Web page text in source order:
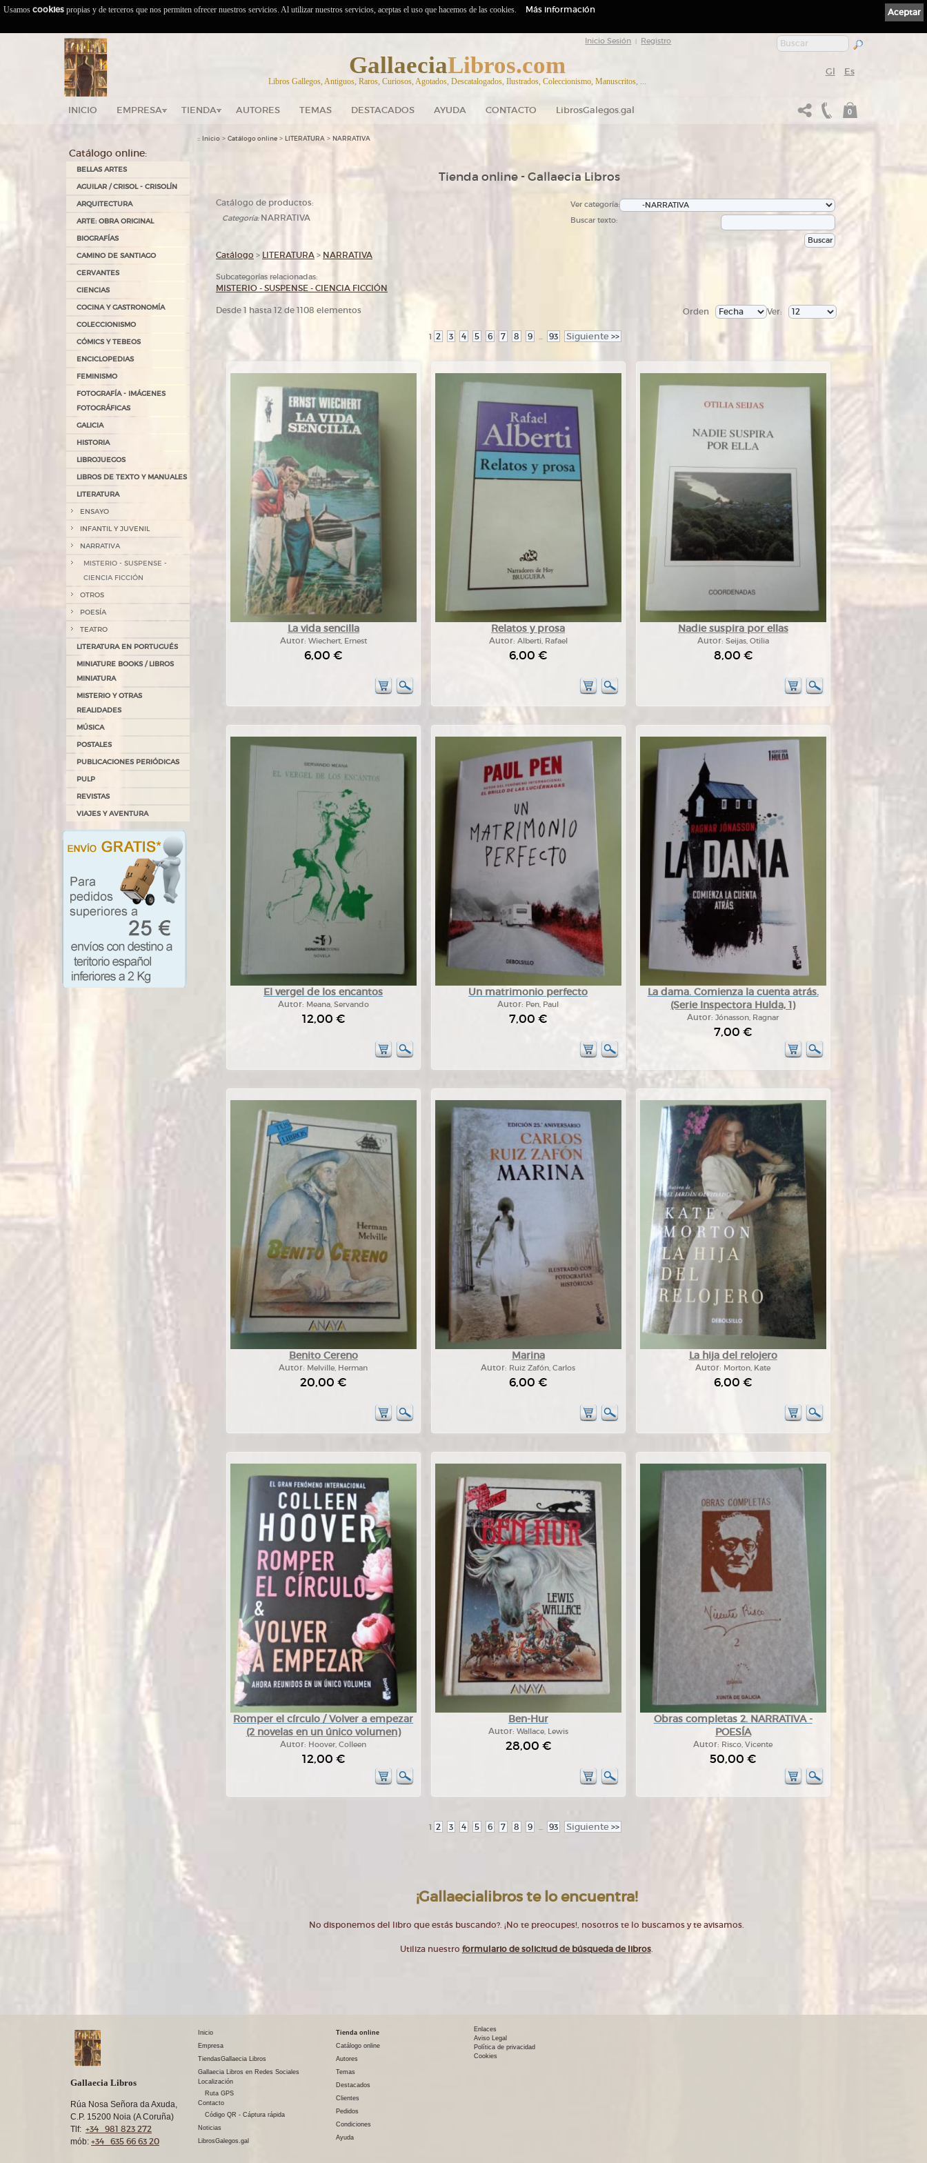
Inicio Sesión Registro
GallaeciaLibros.com
Libros Gallegos, Antiguos, Raros, Curiosos, Agotados, Descatalogados, Ilustrados, Coleccionismo, Manuscritos, ...
Gl Es
INICIO EMPRESA TIENDA AUTORES TEMAS DESTACADOS AYUDA CONTACTO LibrosGalegos.gal 0
Catálogo online:
BELLAS ARTES
AGUILAR / CRISOL - CRISOLÍN
ARQUITECTURA
ARTE: OBRA ORIGINAL
BIOGRAFÍAS
CAMINO DE SANTIAGO
CERVANTES
CIENCIAS
COCINA Y GASTRONOMÍA
COLECCIONISMO
CÓMICS Y TEBEOS
ENCICLOPEDIAS
FEMINISMO
FOTOGRAFÍA - IMÁGENES
FOTOGRÁFICAS
GALICIA
HISTORIA
LIBROJUEGOS
LIBROS DE TEXTO Y MANUALES
LITERATURA
ENSAYO
INFANTIL Y JUVENIL
NARRATIVA
MISTERIO - SUSPENSE -
CIENCIA FICCIÓN
OTROS
POESÍA
TEATRO
LITERATURA EN PORTUGUÉS
MINIATURE BOOKS / LIBROS
MINIATURA
MISTERIO Y OTRAS
REALIDADES
MÚSICA
POSTALES
PUBLICACIONES PERIÓDICAS
PULP
REVISTAS
VIAJES Y AVENTURA
:: Inicio > Catálogo online > LITERATURA > NARRATIVA
Tienda online - Gallaecia Libros
Catálogo de productos:
Categoría:NARRATIVA
Ver categoría:
Buscar texto:
Catálogo > LITERATURA > NARRATIVA
Subcategorías relacionadas:
MISTERIO - SUSPENSE - CIENCIA FICCIÓN
Desde 1 hasta 12 de 1108 elementos Ver:
Orden
1 2 3 4 5 6 7 8 9 ... 93 Siguiente >>
La vida sencilla
Autor: Wiechert, Ernest
6,00 €
Relatos y prosa
Autor: Alberti, Rafael
6,00 €
Nadie suspira por ellas
Autor: Seijas, Otilia
8,00 €
El vergel de los encantos
Autor: Meana, Servando
12,00 €
Un matrimonio perfecto
Autor: Pen, Paul
7,00 €
La dama. Comienza la cuenta atrás.
(Serie Inspectora Hulda, 1)
Autor:Jónasson, Ragnar
7,00 €
Benito Cereno
Autor: Melville, Herman
20,00 €
Marina
Autor: Ruiz Zafón, Carlos
6,00 €
La hija del relojero
Autor: Morton, Kate
6,00 €
Romper el círculo / Volver a empezar
(2 novelas en un único volumen)
Autor: Hoover, Colleen
12,00 €
Ben-Hur
Autor: Wallace, Lewis
28,00 €
Obras completas 2. NARRATIVA -
POESÍA
Autor: Risco, Vicente
50,00 €
1 2 3 4 5 6 7 8 9 ... 93 Siguiente >>
¡Gallaecialibros te lo encuentra!
No disponemos del libro que estás buscando?. ¡No te preocupes!, nosotros te lo buscamos y te avisamos.
Utiliza nuestro formulario de solicitud de búsqueda de libros.
Gallaecia Libros
Rúa Nosa Señora da Axuda,
C.P. 15200 Noia (A Coruña)
Tlf: +34 981 823 272
mób: +34 635 66 63 20
Inicio
Empresa
TiendasGallaecia Libros
Gallaecia Libros en Redes Sociales
Localización
Ruta GPS
Contacto
Código QR - Cáptura rápida
Noticias
LibrosGalegos.gal
Tienda online
Catálogo online
Autores
Temas
Destacados
Clientes
Pedidos
Condiciones
Ayuda
Enlaces
Aviso Legal
Política de privacidad
Cookies
Aceptar
Usamos cookies propias y de terceros que nos permiten ofrecer nuestros servicios. Al utilizar nuestros servicios, aceptas el uso que hacemos de las cookies. Más información